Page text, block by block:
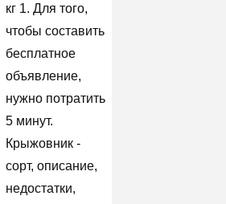
кг 1. Для того,
чтобы составить
бесплатное
объявление,
нужно потратить
5 минут.
Крыжовник -
сорт, описание,
недостатки,